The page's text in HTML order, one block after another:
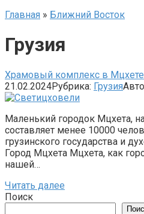
Главная » Ближний Восток
Грузия
Храмовый комплекс в Мцхете
21.02.2024Рубрика: Грузия
Маленький городок Мцхета,
составляет менее 10000
грузинского государства и
Город Мцхета Мцхета, как
нашей…
Читать далее
Поиск